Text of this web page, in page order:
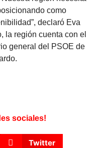
como
declaró Eva
la región cuenta con el
general del PSOE de
sociales!
Twitter